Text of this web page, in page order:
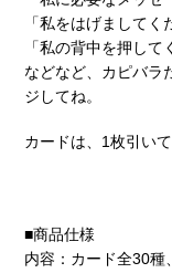
「私をはげましてく
「私の背中を押して
などなど、カピバラ
ジしてね。
カードは、1枚引い
■商品仕様
内容：カード全30種